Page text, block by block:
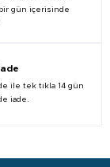
gün içerisinde
ile tek tıkla 14 gün
iade.